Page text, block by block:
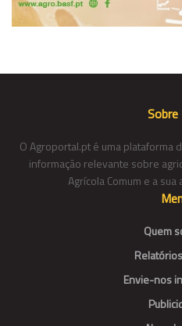
O Agroportal.pt é uma plataforma
informação relevante sobre
Agrícola Comum e a
Quem
Envie-nos